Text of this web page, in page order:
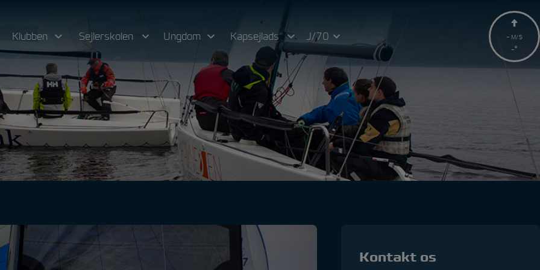
Klubben Sejlerskolen Ungdom Kapsejlads J/70 - M/S
-
Kontakt os